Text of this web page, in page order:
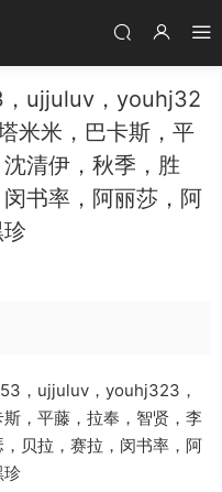
ujjuluv，youhj32
米米，巴卡斯，平
清伊，秋季，胜
书率，阿丽莎，阿
，ujjuluv，youhj323，
，平藤，拉奉，智贤，李
贝拉，赛拉，闵书率，阿
珍